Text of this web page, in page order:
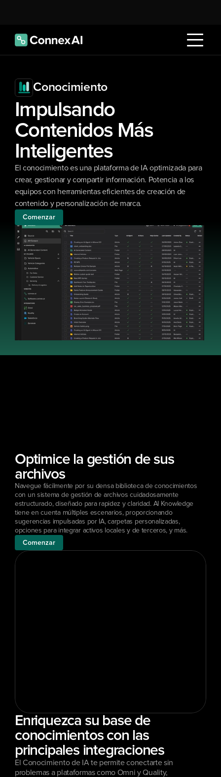
Optimice la gestión de sus
archivos
Navegue fácilmente por su densa biblioteca de conocimientos
con un sistema de gestión de archivos cuidadosamente
estructurado, diseñado para rapidez y claridad. AI Knowledge
tiene en cuenta múltiples escenarios, proporcionando
sugerencias impulsadas por IA, carpetas personalizadas,
opciones para integrar activos locales y de terceros, y más.
Comenzar
Enriquezca su base de
conocimientos con las
principales integraciones
El Conocimiento de IA te permite conectarte sin
problemas a plataformas como Omni y Quality,
Conocimiento
Impulsando
Contenidos Más
Inteligentes
El conocimiento es una plataforma de IA optimizada para
crear, gestionar y compartir información. Potencia a los
equipos con herramientas eficientes de creación de
contenido y personalización de marca.
Comenzar